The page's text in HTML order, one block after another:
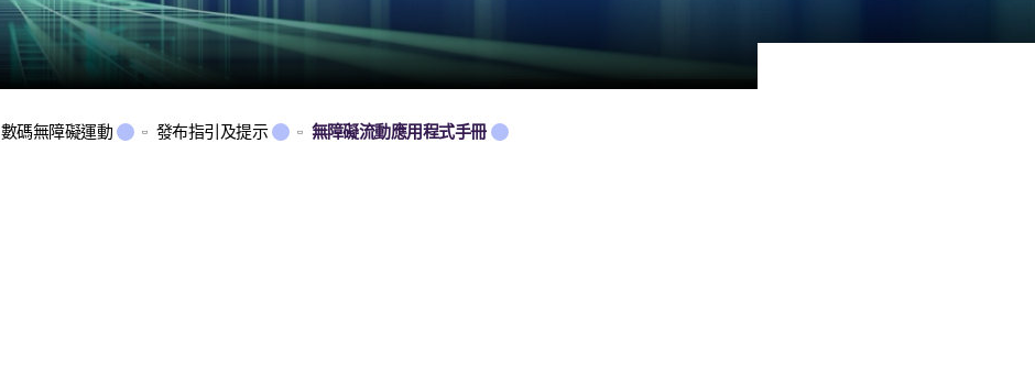
數碼無障礙運動 發布指引及提示 無障礙流動應用程式手冊